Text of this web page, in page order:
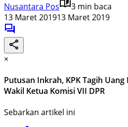
Nusantara Pos
3 min baca
13 Maret 201913 Maret 2019
×
Putusan Inkrah, KPK Tagih
Wakil Ketua Komisi VII DPR
Sebarkan artikel ini